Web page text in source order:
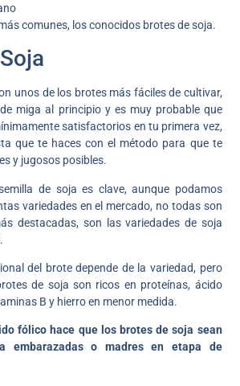
comunes, los conocidos brotes de soja.
unos de los brotes más fáciles de cultivar,
miga al principio y es muy probable que
satisfactorios en tu primera vez,
que te haces con el método para que te
y jugosos posibles.
de soja es clave, aunque podamos
variedades en el mercado, no todas son
destacadas, son las variedades de soja
del brote depende de la variedad, pero
de soja son ricos en proteínas, ácido
B y hierro en menor medida.
fólico hace que los brotes de soja sean
embarazadas o madres en etapa de